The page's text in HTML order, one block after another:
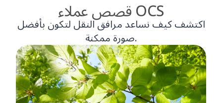
قصص عملاء OCS
اكتشف كيف نساعد مرافق النقل لتكون بأفضل
صورة ممكنة.